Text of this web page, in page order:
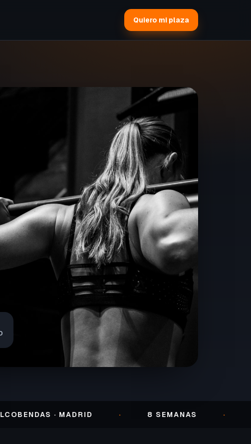
Quiero mi plaza
· MADRID · 8 SEMANAS ·